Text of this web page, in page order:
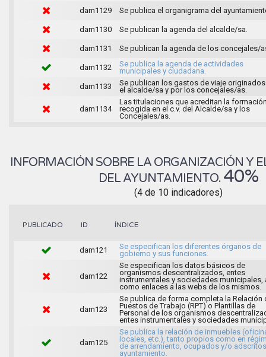
dam1129
Se publica el organigrama del
dam1130 Se publican la agenda del alcalde/sa.
dam1131 Se publican la agenda de los concejales/
dam1132
Se publica la agenda de actividades
municipales y ciudadana.
dam1133
Se publican los gastos de viaje
el alcalde/sa y por los concejales/as.
dam1134
Las titulaciones que acreditan la
recogida en el c.v. del Alcalde/sa y los
Concejales/as.
INFORMACIÓN SOBRE LA ORGANIZACIÓN Y
DEL AYUNTAMIENTO. 40%
(4 de 10 indicadores)
PUBLICADO ID ÍNDICE
dam121
Se especifican los diferentes órganos de
gobierno y sus funciones.
dam122
Se especifican los datos básicos de
organismos descentralizados, entes
instrumentales y sociedades municipales,
como enlaces a las webs de los mismos.
dam123
Se publica de forma completa la Relación
Puestos de Trabajo (RPT) o Plantillas de
Personal de los organismos
entes instrumentales y sociedades
dam125
Se publica la relación de inmuebles
locales, etc.), tanto propios como en
de arrendamiento, ocupados y/o
ayuntamiento.